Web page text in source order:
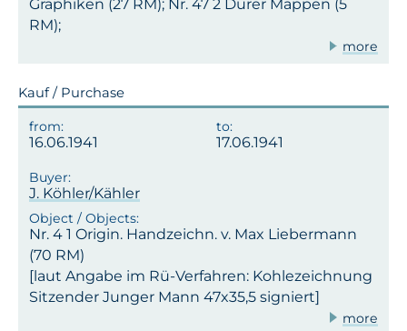
Graphiken (27 RM); Nr. 47 2 Dürer Mappen (5
RM);
more
Kauf / Purchase
16.06.1941 17.06.1941
J. Köhler/Kähler
Nr. 4 1 Origin. Handzeichn. v. Max Liebermann
(70 RM)
[laut Angabe im Rü-Verfahren: Kohlezeichnung
Sitzender Junger Mann 47x35,5 signiert]
more